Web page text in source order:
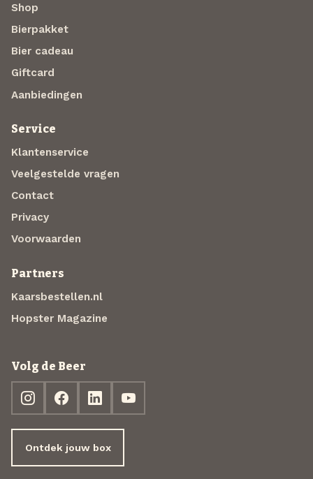
Shop
Bierpakket
Bier cadeau
Giftcard
Aanbiedingen
Service
Klantenservice
Veelgestelde vragen
Contact
Privacy
Voorwaarden
Partners
Kaarsbestellen.nl
Hopster Magazine
Volg de Beer
Ontdek jouw box